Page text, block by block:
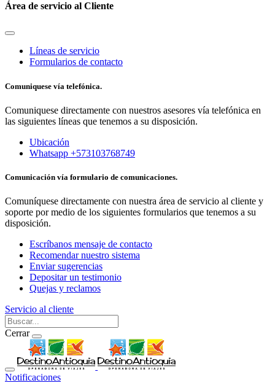
Área de servicio al Cliente
Líneas de servicio
Formularios de contacto
Comuniquese vía telefónica.
Comuniquese directamente con nuestros asesores vía telefónica en
las siguientes líneas que tenemos a su disposición.
Ubicación
Whatsapp +573103768749
Comunicación vía formulario de comunicaciones.
Comuníquese directamente con nuestra área de servicio al cliente y
soporte por medio de los siguientes formularios que tenemos a su
disposición.
Escríbanos mensaje de contacto
Recomendar nuestro sistema
Enviar sugerencias
Depositar un testimonio
Quejas y reclamos
Servicio al cliente
Cerrar
Notificaciones